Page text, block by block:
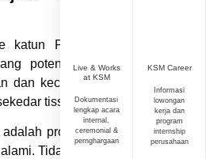
Live & Works
at KSM
Dokumentasi
lengkap acara
internal,
ceremonial &
pernghargaan
KSM Career
Informasi
lowongan
kerja dan
program
internship
perusahaan
katun Purcotton menawarkan
potensial. Utamanya pada
dan kecantikan. Sebab, tissue
tissue biasa.
produk tissue berkualitas
Tidak hanya lembut, tissue